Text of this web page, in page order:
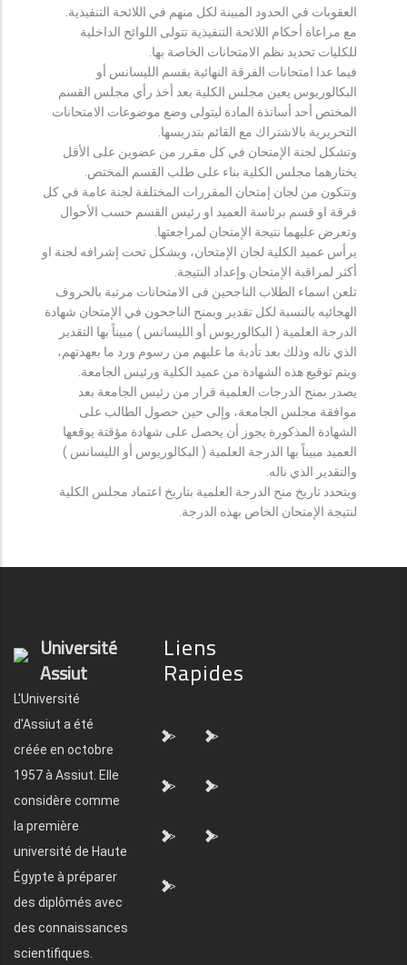
العقوبات في الحدود المبينة لكل منهم في اللائحة التنفيذية.
مع مراعاة أحكام اللائحة التنفيذية تتولى اللوائح الداخلية
للكليات تحديد نظم الامتحانات الخاصة بها.
فيما عدا امتحانات الفرقة النهائية بقسم الليسانس أو
البكالوريوس يعين مجلس الكلية بعد أخذ رأي مجلس القسم
المختص أحد أساتذة المادة ليتولى وضع موضوعات الامتحانات
التحريرية بالاشتراك مع القائم بتدريسها.
وتشكل لجنة الإمتحان في كل مقرر من عضوين على الأقل
يختارهما مجلس الكلية بناء على طلب القسم المختص.
وتتكون من لجان إمتحان المقررات المختلفة لجنة عامة في كل
فرقة او قسم برئاسة العميد او رئيس القسم حسب الأحوال
وتعرض عليهما نتيجة الإمتحان لمراجعتها.
يرأس عميد الكلية لجان الإمتحان، ويشكل تحت إشرافه لجنة او
أكثر لمراقبة الإمتحان وإعداد النتيجة.
تلعن اسماء الطلاب الناجحين فى الامتحانات مرتبة بالحروف
الهجائيه بالنسبة لكل تقدير ويمنح الناجحون في الإمتحان شهادة
الدرجة العلمية ( البكالوريوس أو الليسانس ) مبيناً بها التقدير
الذي ناله وذلك بعد تأدية ما عليهم من رسوم ورد ما بعهدتهم،
ويتم توقيع هذه الشهادة من عميد الكلية ورئيس الجامعة.
يصدر بمنح الدرجات العلمية قرار من رئيس الجامعة بعد
موافقة مجلس الجامعة، وإلى حين حصول الطالب على
الشهادة المذكورة يجوز أن يحصل على شهادة مؤقتة يوقعها
العميد مبيناً بها الدرجة العلمية ( البكالوريوس أو الليسانس )
والتقدير الذي ناله.
ويتحدد تاريخ منح الدرجة العلمية بتاريخ اعتماد مجلس الكلية
لنتيجة الإمتحان الخاص بهذه الدرجة.
Université
Assiut
L'Université
d'Assiut a été
créée en octobre
1957 à Assiut. Elle
considère comme
la première
université de Haute
Égypte à préparer
des diplômés avec
des connaissances
scientifiques.
Liens
Rapides
"> ">
"> ">
"> ">
">